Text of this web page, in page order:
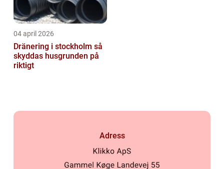
04 april 2026
Dränering i stockholm så
skyddas husgrunden på
riktigt
Adress